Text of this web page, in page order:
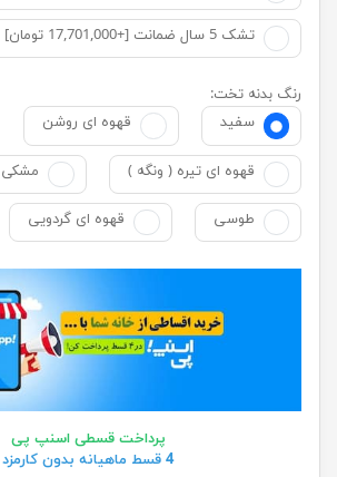
تشک 5 سال ضمانت [+17,701,000 تومان]
رنگ بدنه تخت:
سفید
قهوه ای روشن
قهوه ای تیره ( ونگه ) مشکی
طوسی قهوه ای گردویی
پرداخت قسطی اسنپ پی
4 قسط ماهیانه بدون کارمزد